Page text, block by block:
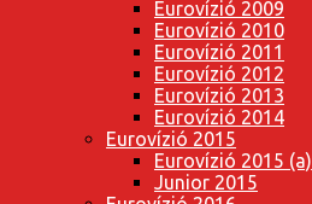
Eurovízió 2009
Eurovízió 2010
Eurovízió 2011
Eurovízió 2012
Eurovízió 2013
Eurovízió 2014
Eurovízió 2015
Eurovízió 2015 (a)
Junior 2015